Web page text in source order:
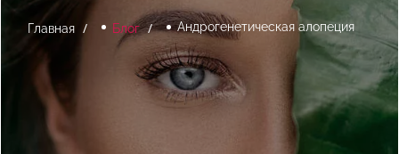
Главная Блог Андрогенетическая алопеция